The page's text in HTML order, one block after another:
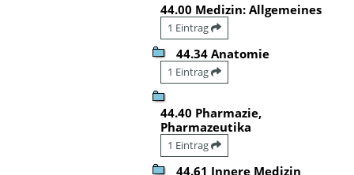
44.00 Medizin: Allgemeines
1 Eintrag
44.34 Anatomie
1 Eintrag
44.40 Pharmazie,
Pharmazeutika
1 Eintrag
44.61 Innere Medizin